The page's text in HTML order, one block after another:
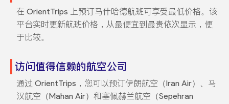
在 OrientTrips 上预订马什哈德航班可享受最低价格。该
平台实时更新航班价格，从最便宜到最贵依次显示，便
于比较。
访问值得信赖的航空公司
通过 OrientTrips，您可以预订伊朗航空（Iran Air）、马
汉航空（Mahan Air）和塞佩赫兰航空（Sepehran